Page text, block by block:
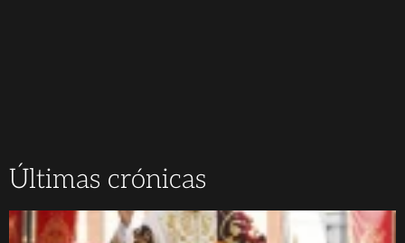
Últimas crónicas